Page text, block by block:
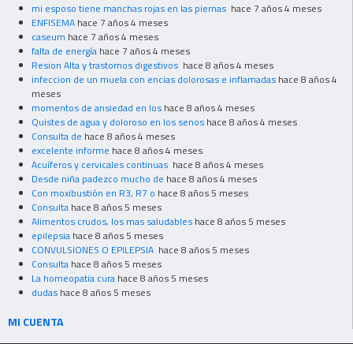
mi esposo tiene manchas rojas en las piernas hace 7 años 4 meses
ENFISEMA hace 7 años 4 meses
caseum hace 7 años 4 meses
falta de energía hace 7 años 4 meses
Resion Alta y trastornos digestivos hace 8 años 4 meses
infeccion de un muela con encias dolorosas e inflamadas hace 8 años 4
meses
momentos de ansiedad en los hace 8 años 4 meses
Quistes de agua y doloroso en los senos hace 8 años 4 meses
Consulta de hace 8 años 4 meses
excelente informe hace 8 años 4 meses
Acuíferos y cervicales continuas hace 8 años 4 meses
Desde niña padezco mucho de hace 8 años 4 meses
Con moxibustión en R3, R7 o hace 8 años 5 meses
Consulta hace 8 años 5 meses
Alimentos crudos, los mas saludables hace 8 años 5 meses
epilepsia hace 8 años 5 meses
CONVULSIONES O EPILEPSIA hace 8 años 5 meses
Consulta hace 8 años 5 meses
La homeopatia cura hace 8 años 5 meses
dudas hace 8 años 5 meses
MI CUENTA